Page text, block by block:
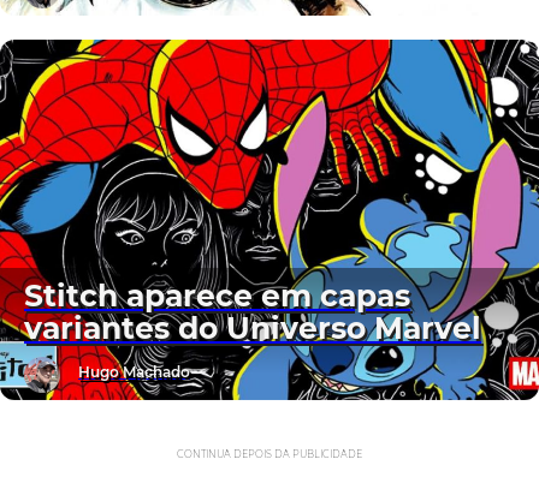
Stitch aparece em capas
variantes do Universo Marvel
Hugo Machado
CONTINUA DEPOIS DA PUBLICIDADE